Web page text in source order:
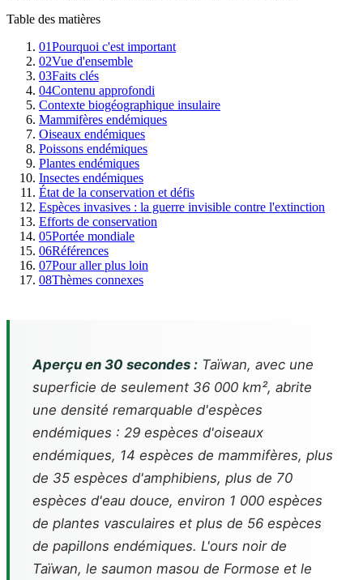
Table des matières
01Pourquoi c'est important
02Vue d'ensemble
03Faits clés
04Contenu approfondi
Contexte biogéographique insulaire
Mammifères endémiques
Oiseaux endémiques
Poissons endémiques
Plantes endémiques
Insectes endémiques
État de la conservation et défis
Espèces invasives : la guerre invisible contre l'extinction
Efforts de conservation
05Portée mondiale
06Références
07Pour aller plus loin
08Thèmes connexes
Aperçu en 30 secondes : Taïwan, avec une
superficie de seulement 36 000 km², abrite
une densité remarquable d'espèces
endémiques : 29 espèces d'oiseaux
endémiques, 14 espèces de mammifères, plus
de 35 espèces d'amphibiens, plus de 70
espèces d'eau douce, environ 1 000 espèces
de plantes vasculaires et plus de 56 espèces
de papillons endémiques. L'ours noir de
Taïwan, le saumon masou de Formose et le